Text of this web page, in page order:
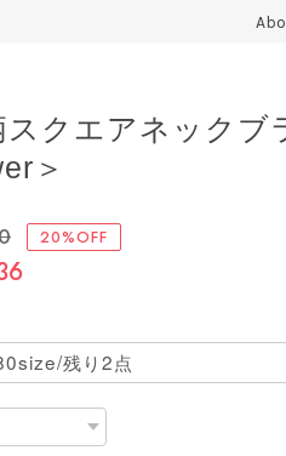
スクエアネックブ
＞
20%OFF